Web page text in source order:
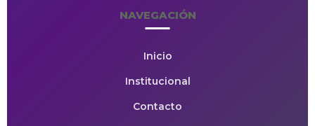
NAVEGACIÓN
Inicio
Institucional
Contacto